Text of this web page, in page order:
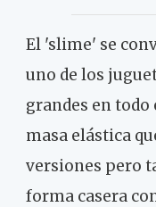
El 'slime' se
uno de los
grandes en todo
masa elástica
versiones pero
forma casera